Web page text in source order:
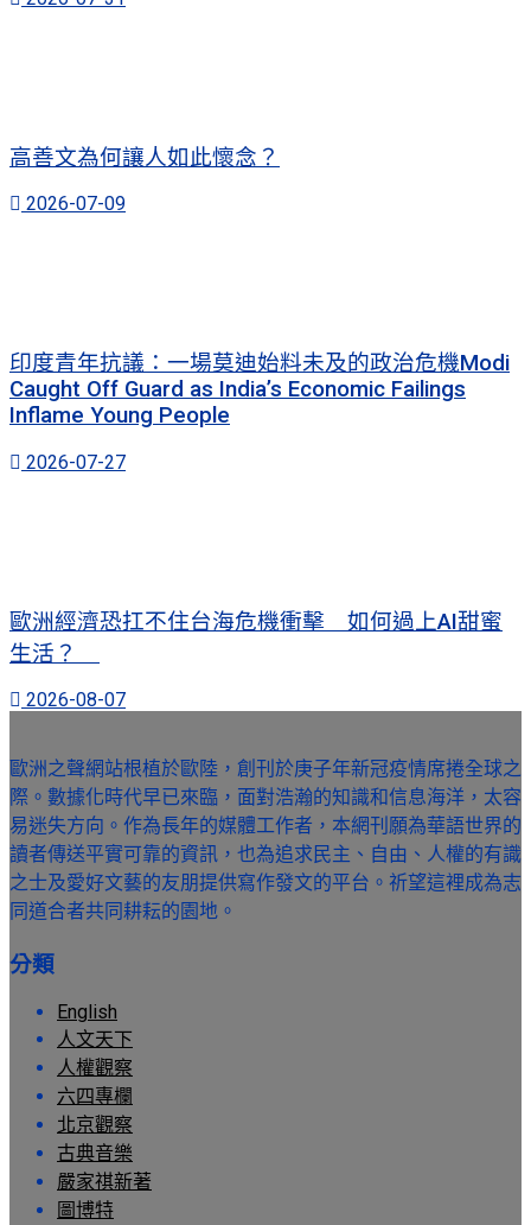
高善文為何讓人如此懷念？
2026-07-09
印度青年抗議：一場莫迪始料未及的政治危機Modi
Caught Off Guard as India’s Economic Failings
Inflame Young People
2026-07-27
歐洲經濟恐扛不住台海危機衝擊 如何過上AI甜蜜
生活？
2026-08-07
歐洲之聲網站根植於歐陸，創刊於庚子年新冠疫情席捲全球之
際。數據化時代早已來臨，面對浩瀚的知識和信息海洋，太容
易迷失方向。作為長年的媒體工作者，本網刊願為華語世界的
讀者傳送平實可靠的資訊，也為追求民主、自由、人權的有識
之士及愛好文藝的友朋提供寫作發文的平台。祈望這裡成為志
同道合者共同耕耘的園地。
分類
English
人文天下
人權觀察
六四專欄
北京觀察
古典音樂
嚴家祺新著
圖博特